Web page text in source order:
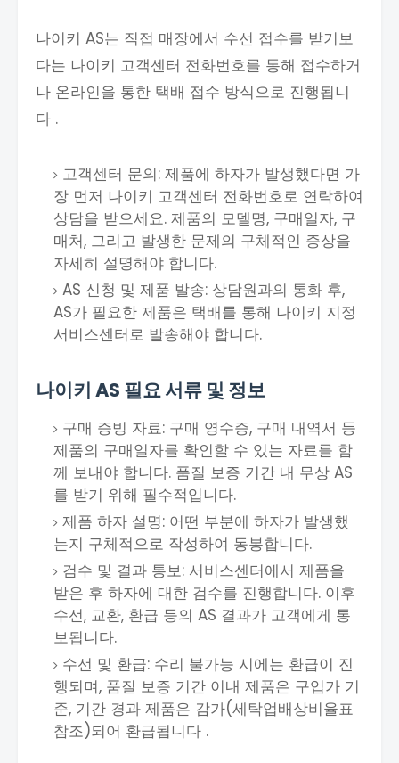
나이키 AS는 직접 매장에서 수선 접수를 받기보
다는 나이키 고객센터 전화번호를 통해 접수하거
나 온라인을 통한 택배 접수 방식으로 진행됩니
다 .
고객센터 문의: 제품에 하자가 발생했다면 가
장 먼저 나이키 고객센터 전화번호로 연락하여
상담을 받으세요. 제품의 모델명, 구매일자, 구
매처, 그리고 발생한 문제의 구체적인 증상을
자세히 설명해야 합니다.
AS 신청 및 제품 발송: 상담원과의 통화 후,
AS가 필요한 제품은 택배를 통해 나이키 지정
서비스센터로 발송해야 합니다.
나이키 AS 필요 서류 및 정보
구매 증빙 자료: 구매 영수증, 구매 내역서 등
제품의 구매일자를 확인할 수 있는 자료를 함
께 보내야 합니다. 품질 보증 기간 내 무상 AS
를 받기 위해 필수적입니다.
제품 하자 설명: 어떤 부분에 하자가 발생했
는지 구체적으로 작성하여 동봉합니다.
검수 및 결과 통보: 서비스센터에서 제품을
받은 후 하자에 대한 검수를 진행합니다. 이후
수선, 교환, 환급 등의 AS 결과가 고객에게 통
보됩니다.
수선 및 환급: 수리 불가능 시에는 환급이 진
행되며, 품질 보증 기간 이내 제품은 구입가 기
준, 기간 경과 제품은 감가(세탁업배상비율표
참조)되어 환급됩니다 .